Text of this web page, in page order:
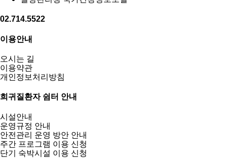
02.714.5522
이용안내
오시는 길
이용약관
개인정보처리방침
희귀질환자 쉼터 안내
시설안내
운영규정 안내
안전관리 운영 방안 안내
주간 프로그램 이용 신청
단기 숙박시설 이용 신청